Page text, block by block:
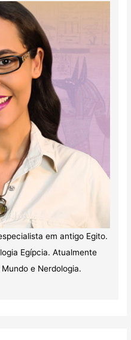
em antigo Egito.
Egípcia. Atualmente
e Nerdologia.